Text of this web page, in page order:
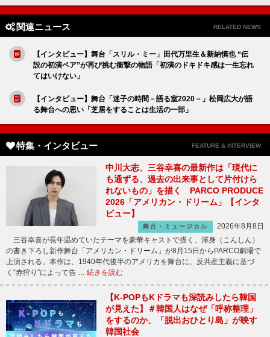
関連ニュース RELATED NEWS
【インタビュー】舞台「スリル・ミー」田代万里生＆新納慎也 “伝
説の初演ペア”が再び挑む衝撃の物語「初演のドキドキ感は一生忘れ
てはいけない」
【インタビュー】舞台「迷子の時間－語る室2020－」松岡広大が語
る舞台への思い「芝居をすることは生活の一部」
特集・インタビュー FEATURE & INTERVIEW
中川大志、三谷幸喜の最新作は「現代に
も通ずる、過去の出来事として片付けら
れないもの」を描く PARCO PRODUCE
2026「アメリカン・ドリーム」【インタ
ビュー】
舞台・ミュージカル
2026年8月8日
三谷幸喜が長年温めていたテーマを豪華キャストで描く、渾身（こんしん）
の書き下ろし新作舞台「アメリカン・ドリーム」が8月15日からPARCO劇場で
上演される。本作は、1940年代後半のアメリカを舞台に、反共産主義に基づ
く“赤狩り”によって告 … 続きを読む
【K-POPもKドラマも深読みしたら韓国
が見えた】＃韓国人はなぜ「呼称整理」
をするのか、「脱出おひとり島」が映す
韓国社会